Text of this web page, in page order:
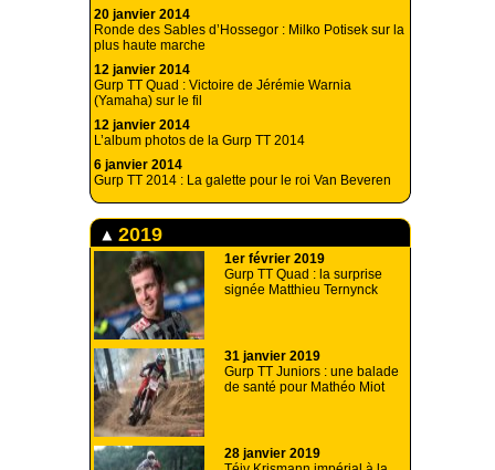
20 janvier 2014
Ronde des Sables d’Hossegor : Milko Potisek sur la
plus haute marche
12 janvier 2014
Gurp TT Quad : Victoire de Jérémie Warnia
(Yamaha) sur le fil
12 janvier 2014
L’album photos de la Gurp TT 2014
6 janvier 2014
Gurp TT 2014 : La galette pour le roi Van Beveren
2019
1er février 2019
Gurp TT Quad : la surprise
signée Matthieu Ternynck
31 janvier 2019
Gurp TT Juniors : une balade
de santé pour Mathéo Miot
28 janvier 2019